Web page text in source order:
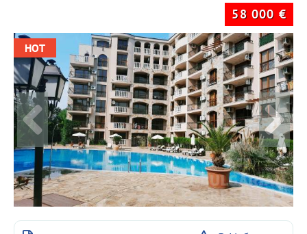
58 000 €
HOT